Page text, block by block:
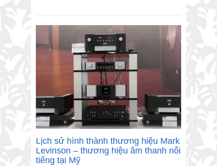
Lịch sử hình thành thương hiệu Mark
Levinson – thương hiệu âm thanh nổi
tiếng tại Mỹ